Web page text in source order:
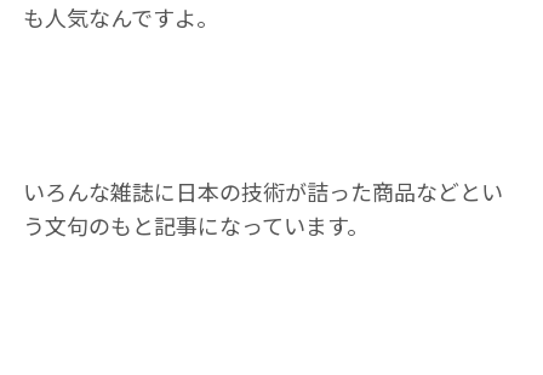
も人気なんですよ。
いろんな雑誌に日本の技術が詰った商品などとい
う文句のもと記事になっています。